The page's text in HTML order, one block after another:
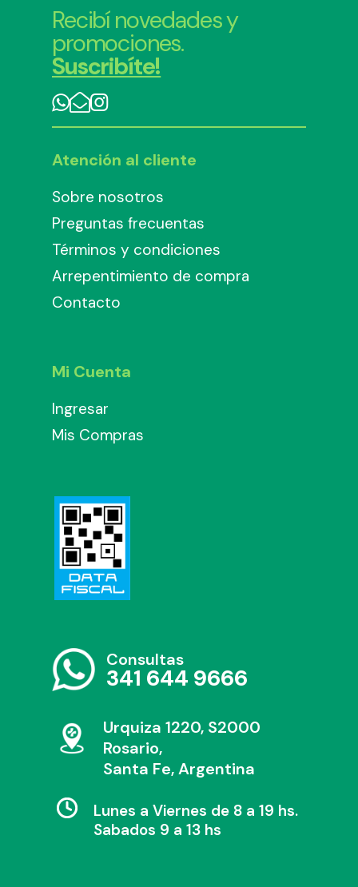
Recibí novedades y
promociones.
Suscribíte!
Atención al cliente
Sobre nosotros
Preguntas frecuentas
Términos y condiciones
Arrepentimiento de compra
Contacto
Mi Cuenta
Ingresar
Mis Compras
Consultas
341 644 9666
Urquiza 1220, S2000
Rosario,
Santa Fe, Argentina
Lunes a Viernes de 8 a 19 hs.
Sabados 9 a 13 hs